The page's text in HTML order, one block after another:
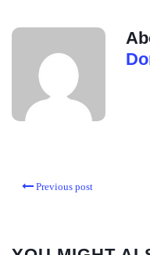
Previous post